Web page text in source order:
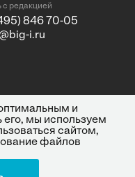
с редакцией
846 70-05
i.ru
ООО "Бизнес Инсайт
и ОГРН
защищены.
и
его, мы используем
сайтом,
файлов